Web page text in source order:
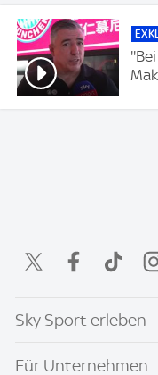
Sky Sport erleben
Für Unternehmen